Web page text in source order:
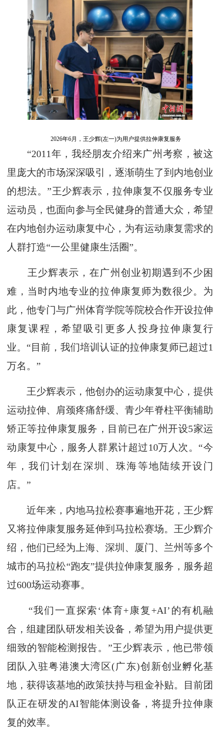
2026年6月，王少辉(左一)为用户提供拉伸康复服务
“2011年，我经朋友介绍来广州考察，被这
里庞大的市场深深吸引，逐渐萌生了到内地创业
的想法。”王少辉表示，拉伸康复不仅服务专业
运动员，也面向参与全民健身的普通大众，希望
在内地创办运动康复中心，为有运动康复需求的
人群打造“一公里健康生活圈”。
王少辉表示，在广州创业初期遇到不少困
难，当时内地专业的拉伸康复师为数很少。为
此，他专门与广州体育学院等院校合作开设拉伸
康复课程，希望吸引更多人投身拉伸康复行
业。“目前，我们培训认证的拉伸康复师已超过1
万名。”
王少辉表示，他创办的运动康复中心，提供
运动拉伸、肩颈疼痛舒缓、青少年脊柱平衡辅助
矫正等拉伸康复服务，目前已在广州开设5家运
动康复中心，服务人群累计超过10万人次。“今
年，我们计划在深圳、珠海等地陆续开设门
店。”
近年来，内地马拉松赛事遍地开花，王少辉
又将拉伸康复服务延伸到马拉松赛场。王少辉介
绍，他们已经为上海、深圳、厦门、兰州等多个
城市的马拉松“跑友”提供拉伸康复服务，服务超
过600场运动赛事。
“我们一直探索‘体育+康复+AI’的有机融
合，组建团队研发相关设备，希望为用户提供更
细致的智能检测报告。”王少辉表示，他已带领
团队入驻粤港澳大湾区(广东)创新创业孵化基
地，获得该基地的政策扶持与租金补贴。目前团
队正在研发的AI智能体测设备，将提升拉伸康
复的效率。